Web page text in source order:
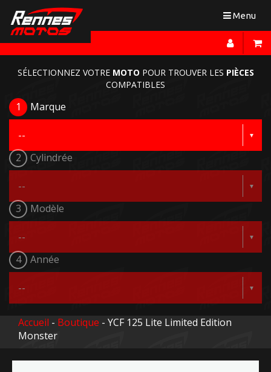
Toggle
Menu
SÉLECTIONNEZ VOTRE MOTO POUR TROUVER LES PIÈCES
COMPATIBLES
1 Marque
2 Cylindrée
3 Modèle
4 Année
Accueil - Boutique - YCF 125 Lite Limited Edition
Monster